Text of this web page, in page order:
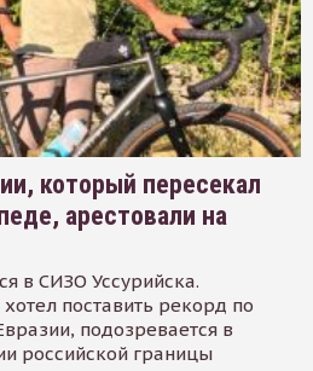
который пересекал
арестовали на
в СИЗО Уссурийска.
поставить рекорд по
подозревается в
российской границы